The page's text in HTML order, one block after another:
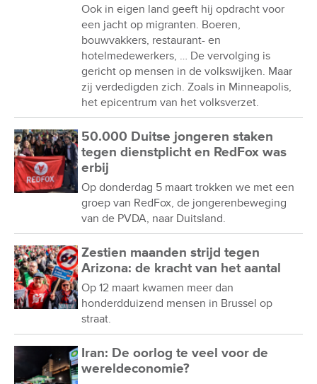
Ook in eigen land geeft hij opdracht voor
een jacht op migranten. Boeren,
bouwvakkers, restaurant- en
hotelmedewerkers, … De vervolging is
gericht op mensen in de volkswijken. Maar
zij verdedigden zich. Zoals in Minneapolis,
het epicentrum van het volksverzet.
50.000 Duitse jongeren staken
tegen dienstplicht en RedFox was
erbij
Op donderdag 5 maart trokken we met een
groep van RedFox, de jongerenbeweging
van de PVDA, naar Duitsland.
Zestien maanden strijd tegen
Arizona: de kracht van het aantal
Op 12 maart kwamen meer dan
honderdduizend mensen in Brussel op
straat.
Iran: De oorlog te veel voor de
wereldeconomie?